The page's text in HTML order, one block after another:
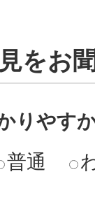
をお
りやす
普通